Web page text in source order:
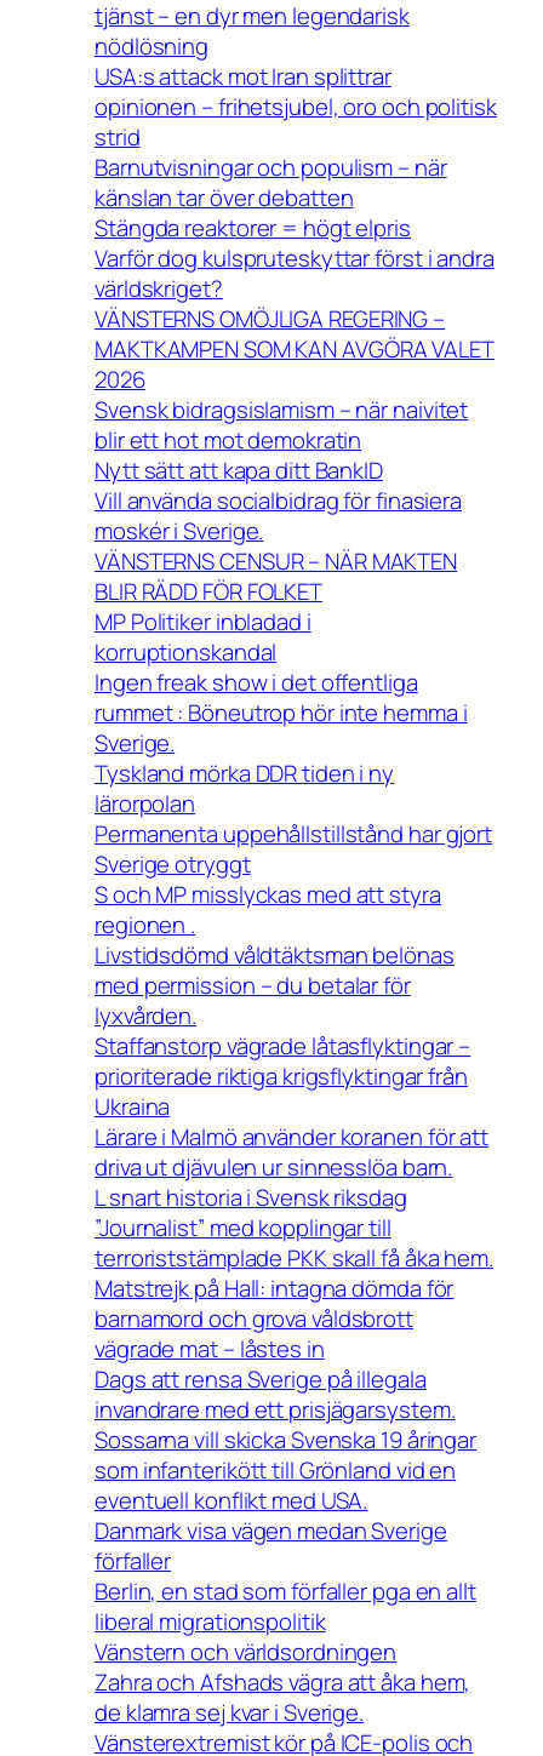
tjänst – en dyr men legendarisk
nödlösning
USA:s attack mot Iran splittrar
opinionen – frihetsjubel, oro och politisk
strid
Barnutvisningar och populism – när
känslan tar över debatten
Stängda reaktorer = högt elpris
Varför dog kulspruteskyttar först i andra
världskriget?
VÄNSTERNS OMÖJLIGA REGERING –
MAKTKAMPEN SOM KAN AVGÖRA VALET
2026
Svensk bidragsislamism – när naivitet
blir ett hot mot demokratin
Nytt sätt att kapa ditt BankID
Vill använda socialbidrag för finasiera
moskér i Sverige.
VÄNSTERNS CENSUR – NÄR MAKTEN
BLIR RÄDD FÖR FOLKET
MP Politiker inbladad i
korruptionskandal
Ingen freak show i det offentliga
rummet : Böneutrop hör inte hemma i
Sverige.
Tyskland mörka DDR tiden i ny
lärorpolan
Permanenta uppehållstillstånd har gjort
Sverige otryggt
S och MP misslyckas med att styra
regionen .
Livstidsdömd våldtäktsman belönas
med permission – du betalar för
lyxvården.
Staffanstorp vägrade låtasflyktingar –
prioriterade riktiga krigsflyktingar från
Ukraina
Lärare i Malmö använder koranen för att
driva ut djävulen ur sinnesslöa barn.
L snart historia i Svensk riksdag
”Journalist” med kopplingar till
terroriststämplade PKK skall få åka hem.
Matstrejk på Hall: intagna dömda för
barnamord och grova våldsbrott
vägrade mat – låstes in
Dags att rensa Sverige på illegala
invandrare med ett prisjägarsystem.
Sossarna vill skicka Svenska 19 åringar
som infanterikött till Grönland vid en
eventuell konflikt med USA.
Danmark visa vägen medan Sverige
förfaller
Berlin, en stad som förfaller pga en allt
liberal migrationspolitik
Vänstern och världsordningen
Zahra och Afshads vägra att åka hem,
de klamra sej kvar i Sverige.
Vänsterextremist kör på ICE-polis och